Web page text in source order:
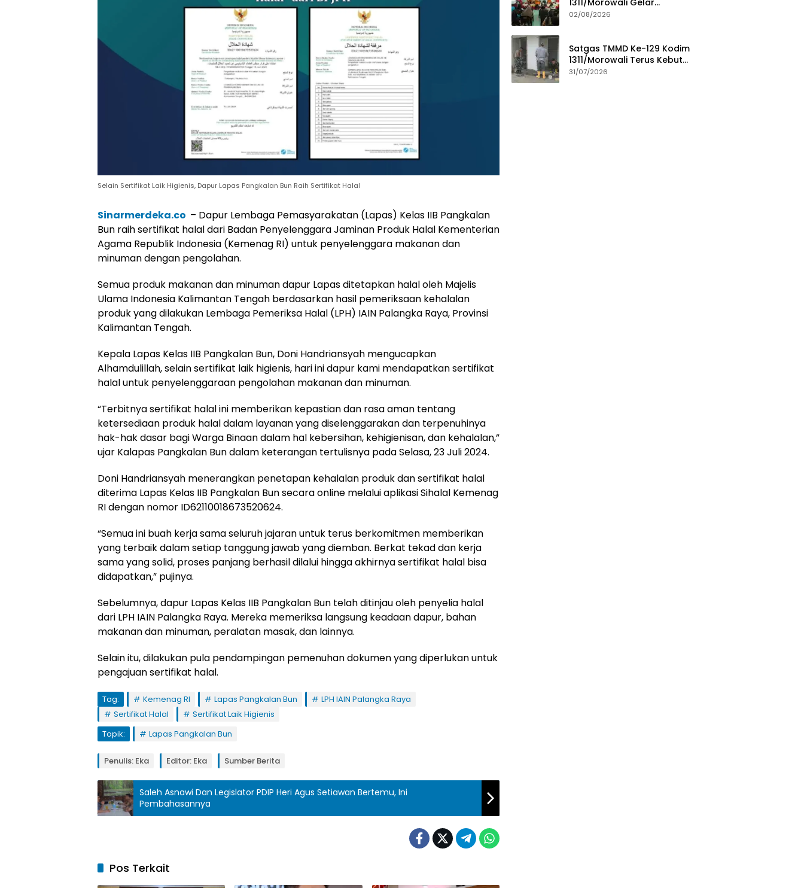
Selain Sertifikat Laik Higienis, Dapur Lapas Pangkalan Bun Raih Sertifikat Halal
Sinarmerdeka.co – Dapur Lembaga Pemasyarakatan (Lapas) Kelas IIB Pangkalan
Bun raih sertifikat halal dari Badan Penyelenggara Jaminan Produk Halal Kementerian
Agama Republik Indonesia (Kemenag RI) untuk penyelenggara makanan dan
minuman dengan pengolahan.
Semua produk makanan dan minuman dapur Lapas ditetapkan halal oleh Majelis
Ulama Indonesia Kalimantan Tengah berdasarkan hasil pemeriksaan kehalalan
produk yang dilakukan Lembaga Pemeriksa Halal (LPH) IAIN Palangka Raya, Provinsi
Kalimantan Tengah.
Kepala Lapas Kelas IIB Pangkalan Bun, Doni Handriansyah mengucapkan
Alhamdulillah, selain sertifikat laik higienis, hari ini dapur kami mendapatkan sertifikat
halal untuk penyelenggaraan pengolahan makanan dan minuman.
“Terbitnya sertifikat halal ini memberikan kepastian dan rasa aman tentang
ketersediaan produk halal dalam layanan yang diselenggarakan dan terpenuhinya
hak-hak dasar bagi Warga Binaan dalam hal kebersihan, kehigienisan, dan kehalalan,”
ujar Kalapas Pangkalan Bun dalam keterangan tertulisnya pada Selasa, 23 Juli 2024.
Doni Handriansyah menerangkan penetapan kehalalan produk dan sertifikat halal
diterima Lapas Kelas IIB Pangkalan Bun secara online melalui aplikasi Sihalal Kemenag
RI dengan nomor ID62110018673520624.
“Semua ini buah kerja sama seluruh jajaran untuk terus berkomitmen memberikan
yang terbaik dalam setiap tanggung jawab yang diemban. Berkat tekad dan kerja
sama yang solid, proses panjang berhasil dilalui hingga akhirnya sertifikat halal bisa
didapatkan,” pujinya.
Sebelumnya, dapur Lapas Kelas IIB Pangkalan Bun telah ditinjau oleh penyelia halal
dari LPH IAIN Palangka Raya. Mereka memeriksa langsung keadaan dapur, bahan
makanan dan minuman, peralatan masak, dan lainnya.
Selain itu, dilakukan pula pendampingan pemenuhan dokumen yang diperlukan untuk
pengajuan sertifikat halal.
Tag: Kemenag RI Lapas Pangkalan Bun
LPH IAIN Palangka Raya
Sertifikat Halal
Sertifikat Laik Higienis
Topik:
Lapas Pangkalan Bun
Penulis: Eka Editor: Eka Sumber Berita
Saleh Asnawi Dan Legislator PDIP Heri Agus Setiawan Bertemu, Ini
Pembahasannya
Pos Terkait
Penyuluhan Mitigasi Bencana
02/08/2026
Satgas TMMD Ke-129 Kodim
1311/Morowali Terus Kebut
Penyelesaian Pembangunan
31/07/2026